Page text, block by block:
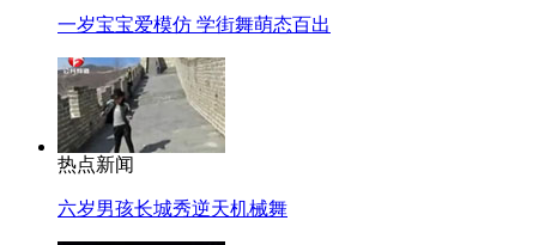
一岁宝宝爱模仿 学街舞萌态百出
热点新闻
六岁男孩长城秀逆天机械舞